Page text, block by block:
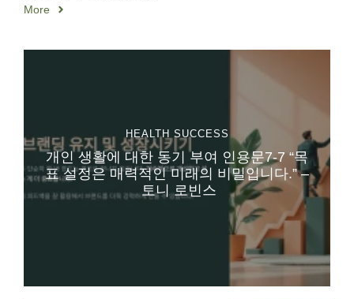
More
HEALTH SUCCESS
개인 생활에 대한 동기 부여 인용문7-7 “목
표 설정은 매력적인 미래의 비밀입니다.” –
토니 로빈스